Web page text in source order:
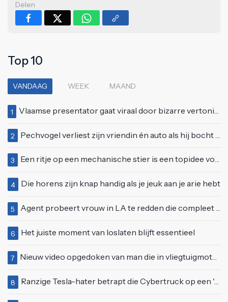
Delen
Top 10
VANDAAG WEEK MAAND
1 Vlaamse presentator gaat viraal door bizarre vertoning op live televisie: "Helemaal stijf van de bloem"
2 Pechvogel verliest zijn vriendin én auto als hij bocht te scherp neemt
3 Een ritje op een mechanische stier is een topidee voor een eerste date
4 Die horens zijn knap handig als je jeuk aan je arie hebt
5 Agent probeert vrouw in LA te redden die compleet van het padje is
6 Het juiste moment van loslaten blijft essentieel
7 Nieuw video opgedoken van man die in vliegtuigmotor springt op vliegveld Milaan
8 Ranzige Tesla-hater betrapt die Cybertruck op een 'speciale bruine coating' trakteert